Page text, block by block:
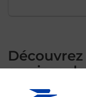
services
commune